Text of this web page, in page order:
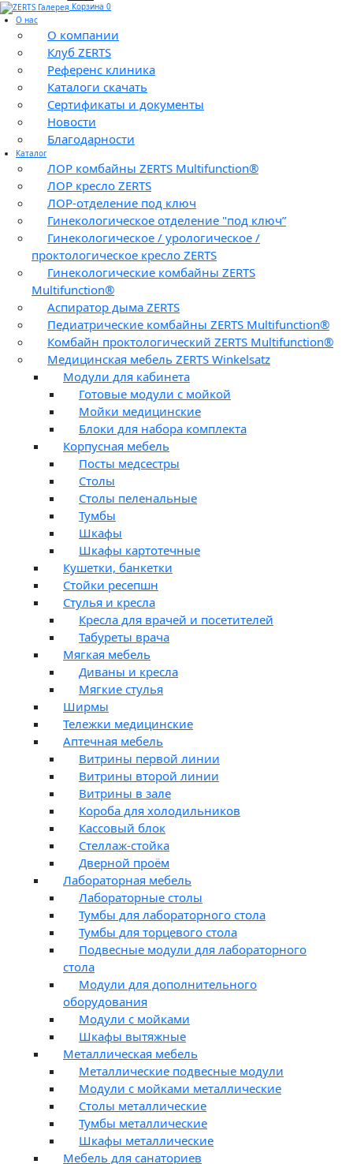
Корзина 0
О нас
О компании
Клуб ZERTS
Референс клиника
Каталоги скачать
Сертификаты и документы
Новости
Благодарности
Каталог
ЛОР комбайны ZERTS Multifunction®
ЛОР кресло ZERTS
ЛОР-отделение под ключ
Гинекологическое отделение "под ключ”
Гинекологическое / урологическое /
проктологическое кресло ZERTS
Гинекологические комбайны ZERTS
Multifunction®
Аспиратор дыма ZERTS
Педиатрические комбайны ZERTS Multifunction®
Комбайн проктологический ZERTS Multifunction®
Медицинская мебель ZERTS Winkelsatz
Модули для кабинета
Готовые модули с мойкой
Мойки медицинские
Блоки для набора комплекта
Корпусная мебель
Посты медсестры
Столы
Столы пеленальные
Тумбы
Шкафы
Шкафы картотечные
Кушетки, банкетки
Стойки ресепшн
Стулья и кресла
Кресла для врачей и посетителей
Табуреты врача
Мягкая мебель
Диваны и кресла
Мягкие стулья
Ширмы
Тележки медицинские
Аптечная мебель
Витрины первой линии
Витрины второй линии
Витрины в зале
Короба для холодильников
Кассовый блок
Стеллаж-стойка
Дверной проём
Лабораторная мебель
Лабораторные столы
Тумбы для лабораторного стола
Тумбы для торцевого стола
Подвесные модули для лабораторного
стола
Модули для дополнительного
оборудования
Модули с мойками
Шкафы вытяжные
Металлическая мебель
Металлические подвесные модули
Модули с мойками металлические
Столы металлические
Тумбы металлические
Шкафы металлические
Мебель для санаториев